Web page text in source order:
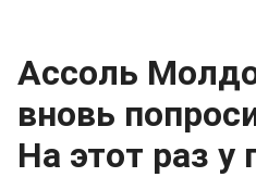
Ассоль
вновь
На этот раз у